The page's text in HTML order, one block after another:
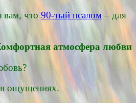
вам, что 90-тый псалом– для
атмосфера любви
ощущениях.